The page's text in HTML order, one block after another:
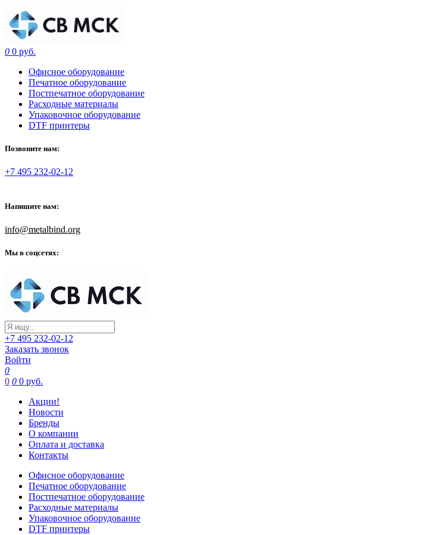
0 0 руб.
Офисное оборудование
Печатное оборудование
Постпечатное оборудование
Расходные материалы
Упаковочное оборудование
DTF принтеры
Позвоните нам:
+7 495 232-02-12
Напишите нам:
info@metalbind.org
Мы в соцсетях:
+7 495 232-02-12
Заказать звонок
Войти
0
0 0 0 руб.
Акции!
Новости
Бренды
О компании
Оплата и доставка
Контакты
Офисное оборудование
Печатное оборудование
Постпечатное оборудование
Расходные материалы
Упаковочное оборудование
DTF принтеры